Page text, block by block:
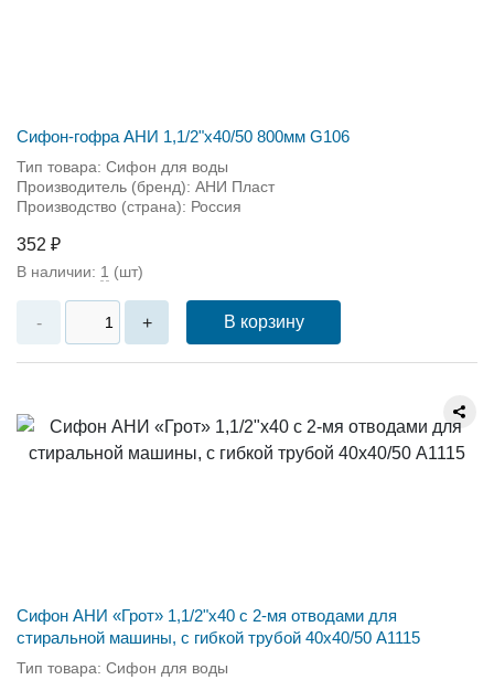
Сифон-гофра АНИ 1,1/2"х40/50 800мм G106
Тип товара: Сифон для воды
Производитель (бренд): АНИ Пласт
Производство (страна): Россия
352 ₽
В наличии: 1 (шт)
- + В корзину
Сифон АНИ «Грот» 1,1/2"х40 с 2-мя отводами для
стиральной машины, с гибкой трубой 40х40/50 А1115
Тип товара: Сифон для воды